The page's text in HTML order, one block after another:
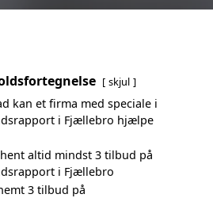
skjul
kan et firma med speciale i
i Fjællebro hjælpe
altid mindst 3 tilbud på
i Fjællebro
3 tilbud på